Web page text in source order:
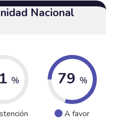
Nacional
% 79 %
A favor